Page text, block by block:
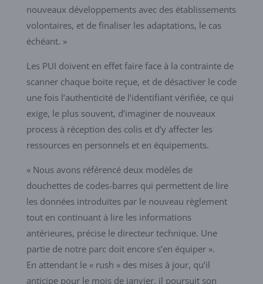
nouveaux développements avec des établissements
volontaires, et de finaliser les adaptations, le cas
échéant. »
Les PUI doivent en effet faire face à la contrainte de
scanner chaque boite reçue, et de désactiver le code
une fois l’authenticité de l’identifiant vérifiée, ce qui
exige, le plus souvent, d’imaginer de nouveaux
process à réception des colis et d’y affecter les
ressources en personnels et en équipements.
« Nous avons référencé deux modèles de
douchettes de codes-barres qui permettent de lire
les données introduites par le nouveau règlement
tout en continuant à lire les informations
antérieures, précise le directeur technique. Une
partie de notre parc doit encore s’en équiper ».
En attendant le « rush » des mises à jour, qu’il
anticipe pour le mois de janvier, il poursuit son